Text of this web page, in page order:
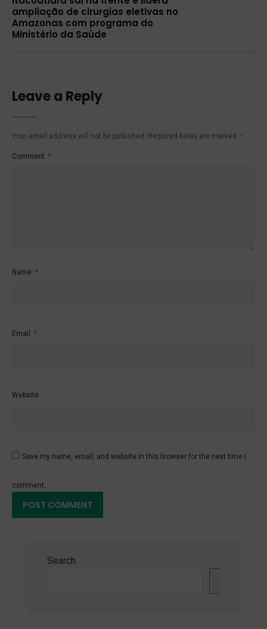
ampliação de cirurgias eletivas no
Amazonas com programa do
Ministério da Saúde
Leave a Reply
Your email address will not be published. Required fields are marked *
Comment *
Name *
Email *
Website
Save my name, email, and website in this browser for the next time I
comment.
Search